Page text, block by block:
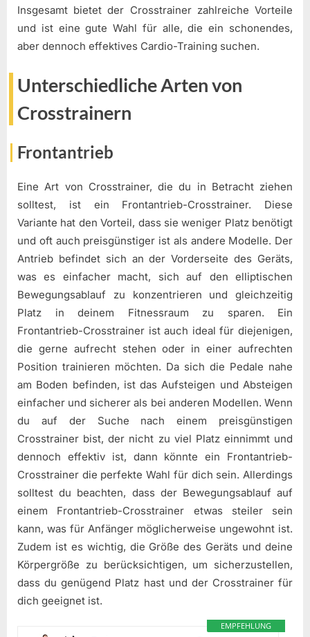
Insgesamt bietet der Crosstrainer zahlreiche Vorteile
und ist eine gute Wahl für alle, die ein schonendes,
aber dennoch effektives Cardio-Training suchen.
Unterschiedliche Arten von
Crosstrainern
Frontantrieb
Eine Art von Crosstrainer, die du in Betracht ziehen
solltest, ist ein Frontantrieb-Crosstrainer. Diese
Variante hat den Vorteil, dass sie weniger Platz benötigt
und oft auch preisgünstiger ist als andere Modelle. Der
Antrieb befindet sich an der Vorderseite des Geräts,
was es einfacher macht, sich auf den elliptischen
Bewegungsablauf zu konzentrieren und gleichzeitig
Platz in deinem Fitnessraum zu sparen. Ein
Frontantrieb-Crosstrainer ist auch ideal für diejenigen,
die gerne aufrecht stehen oder in einer aufrechten
Position trainieren möchten. Da sich die Pedale nahe
am Boden befinden, ist das Aufsteigen und Absteigen
einfacher und sicherer als bei anderen Modellen. Wenn
du auf der Suche nach einem preisgünstigen
Crosstrainer bist, der nicht zu viel Platz einnimmt und
dennoch effektiv ist, dann könnte ein Frontantrieb-
Crosstrainer die perfekte Wahl für dich sein. Allerdings
solltest du beachten, dass der Bewegungsablauf auf
einem Frontantrieb-Crosstrainer etwas steiler sein
kann, was für Anfänger möglicherweise ungewohnt ist.
Zudem ist es wichtig, die Größe des Geräts und deine
Körpergröße zu berücksichtigen, um sicherzustellen,
dass du genügend Platz hast und der Crosstrainer für
dich geeignet ist.
EMPFEHLUNG